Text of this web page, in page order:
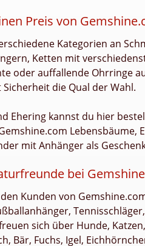
Preis von
Kategorien an
Ketten mit
oder auffallende Ohrringe
die Qual der Wahl.
Ehering kannst du hier
Lebensbäume,
mit Anhänger als
bei
Kunden von
sich über Hunde,
Bär, Fuchs, Igel,